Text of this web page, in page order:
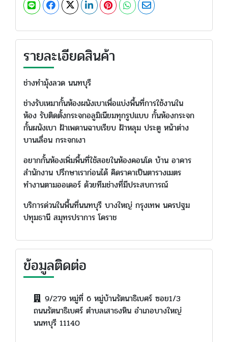
รายละเอียดสินค้า
ช่างทำมุ้งลวด นนทบุรี
ช่างรับเหมากั้นห้องผนังเบาเพื่อแบ่งพื้นที่การใช้งานใน
ห้อง รับติดตั้งกระจกอลูมิเนียมทุกรูปแบบ กั้นห้องกระจก
กั้นผนังเบา ฝ้าเพดานฉาบเรียบ ฝ้าหลุม ประตู หน้าต่าง
บานเลื่อน กระจกเงา
อยากกั้นห้องเพิ่มพื้นที่ใช้สอยในห้องคอนโด บ้าน อาคาร
สำนักงาน ปรึกษาเราก่อนได้ คิดราคาเป็นตารางเมตร
ทำงานตามออเดอร์ ด้วยทีมช่างที่มีประสบการณ์
บริการด่วนในพื้นที่นนทบุรี บางใหญ่ กรุงเทพ นครปฐม
ปทุมธานี สมุทรปราการ โคราช
ข้อมูลติดต่อ
9/279 หมู่ที่ 6 หมู่บ้านรัตนาธิเบศร์ ซอย1/3
ถนนรัตนาธิเบศร์ ตำบลเสาธงหิน อำเภอบางใหญ่
นนทบุรี 11140